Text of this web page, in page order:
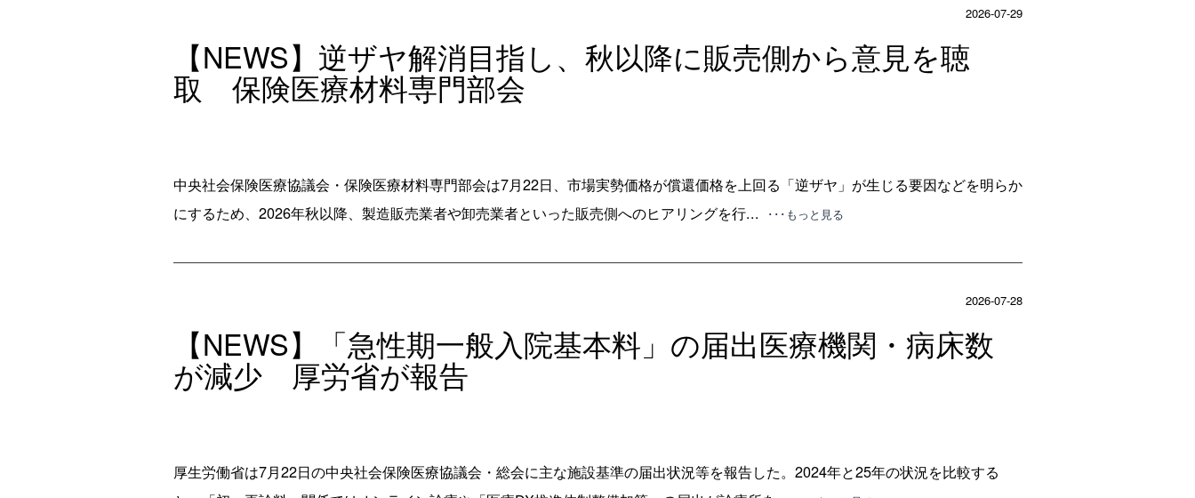
2026-07-29
【NEWS】逆ザヤ解消目指し、秋以降に販売側から意見を聴
取 保険医療材料専門部会
中央社会保険医療協議会・保険医療材料専門部会は7月22日、市場実勢価格が償還価格を上回る「逆ザヤ」が生じる要因などを明らか
にするため、2026年秋以降、製造販売業者や卸売業者といった販売側へのヒアリングを行...
･･･もっと見る
2026-07-28
【NEWS】「急性期一般入院基本料」の届出医療機関・病床数
が減少 厚労省が報告
厚生労働省は7月22日の中央社会保険医療協議会・総会に主な施設基準の届出状況等を報告した。2024年と25年の状況を比較する